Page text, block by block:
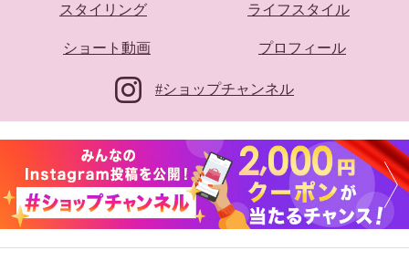
スタイリング ライフスタイル
ショート動画 プロフィール
#ショップチャンネル